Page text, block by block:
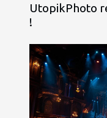
UtopikPhoto
!